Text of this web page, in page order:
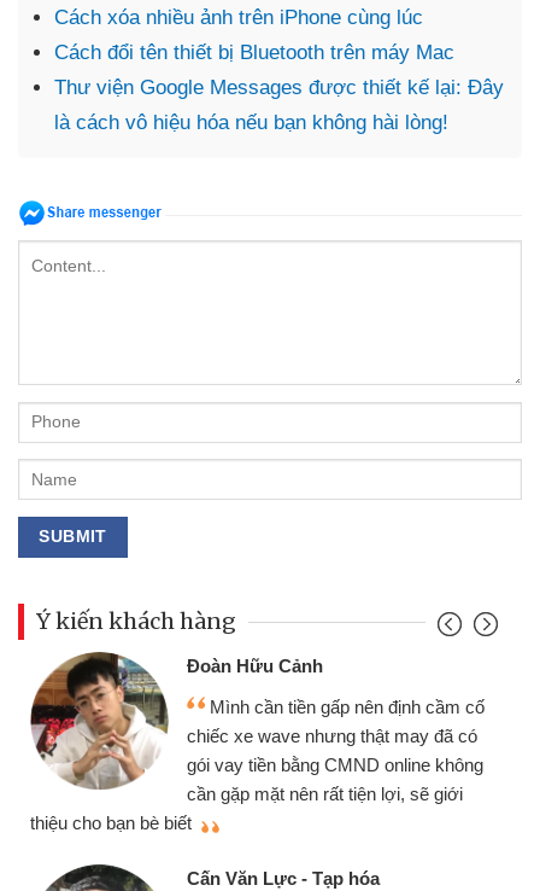
Cách xóa nhiều ảnh trên iPhone cùng lúc
Cách đổi tên thiết bị Bluetooth trên máy Mac
Thư viện Google Messages được thiết kế lại: Đây
là cách vô hiệu hóa nếu bạn không hài lòng!
Ý kiến khách hàng
Đoàn Hữu Cảnh
Mình cần tiền gấp nên định cầm cố
chiếc xe wave nhưng thật may đã có
gói vay tiền bằng CMND online không
cần gặp mặt nên rất tiện lợi, sẽ giới
thiệu cho bạn bè biết
Cấn Văn Lực - Tạp hóa